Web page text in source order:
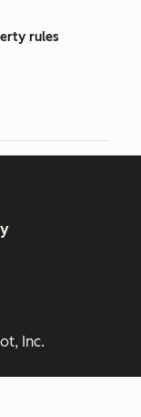
rules
Inc.